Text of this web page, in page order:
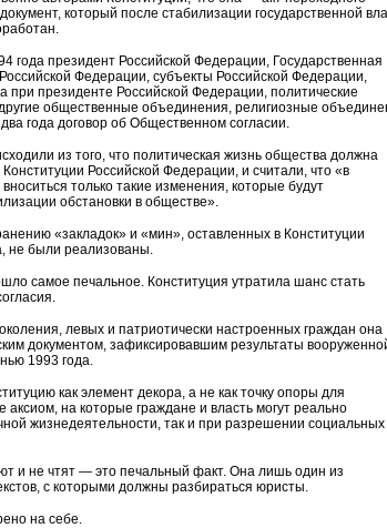
который после стабилизации государственной
года президент Российской Федерации, Государственная
Федерации, субъекты Российской Федерации,
при президенте Российской Федерации, политические
общественные объединения, религиозные
года договор об Общественном согласии.
из того, что политическая жизнь общества должна
Конституции Российской Федерации, и считали, что «в
только такие изменения, которые будут
обстановки в обществе».
«закладок» и «мин», оставленных в Конституции
не были реализованы.
самое печальное. Конституция утратила шанс стать
левых и патриотически настроенных граждан она
документом, зафиксировавшим результаты
1993 года.
как элемент декора, а не как точку опоры для
на которые граждане и власть могут реально
жизнедеятельности, так и при разрешении социальных
и не чтят — это печальный факт. Она лишь один из
с которыми должны разбираться юристы.
на себе.